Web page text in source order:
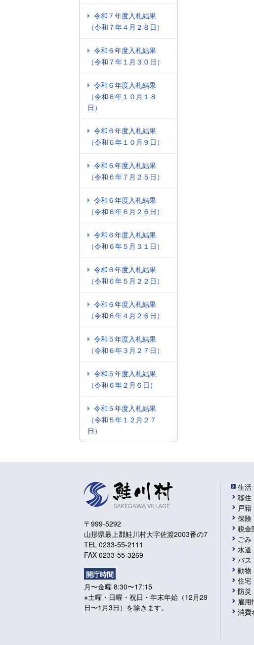
令和７年度入札結果
（令和７年４月２８日）
令和６年度入札結果
（令和７年１月３０日）
令和６年度入札結果
（令和６年１０月１８
日）
令和６年度入札結果
（令和６年１０月９日）
令和６年度入札結果
（令和６年７月２５日）
令和６年度入札結果
（令和６年６月２６日）
令和６年度入札結果
（令和６年５月３１日）
令和６年度入札結果
（令和６年５月２２日）
令和６年度入札結果
（令和６年４月２６日）
令和５年度入札結果
（令和６年３月２７日）
令和５年度入札結果
（令和６年２月６日）
令和５年度入札結果
（令和５年１２月２７
日）
〒999-5292
山形県最上郡鮭川村大字佐渡2003番の7
TEL 0233-55-2111
FAX 0233-55-3269
開庁時間
月〜金曜 8:30〜17:15
※土曜・日曜・祝日・年末年始（12月29
日〜1月3日）を除きます。
生活
移住
戸
保険
税金
ごみ
水道
バス
動物
住宅
防災
雇用
消費